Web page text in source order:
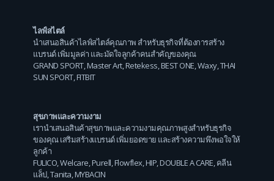
ไลฟ์สไตล์
นำเสนอสินค้าไลฟ์สไตล์คุณภาพ สำหรับธุรกิจที่ต้องการสร้าง
แบรนด์ เพิ่มมูลค่า และมัดใจลูกค้าคนสำคัญของคุณ
GRAND SPORT,Master Art,Retekess,BEST ONE,Waxy,THAI
SUN SPORT,FITBIT
สุขภาพและความงาม
เรานำเสนอสินค้าสุขภาพและความงามคุณภาพสูงสำหรับธุรกิจ
ของคุณ เสริมสร้างแบรนด์ เพิ่มยอดขาย และสร้างความพึงพอใจให้
ลูกค้า
FULICO,Welcare,Purell,Flowflex,HIP,DOUBLE A CARE,คลีน
แล็ป,Tanita,MYBACIN